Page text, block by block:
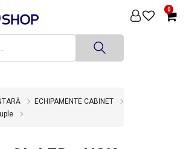
0
ECHIPAMENTE CABINET